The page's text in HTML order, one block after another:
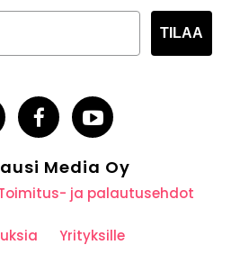
TILAA
Media Oy
ja palautusehdot
Yrityksille